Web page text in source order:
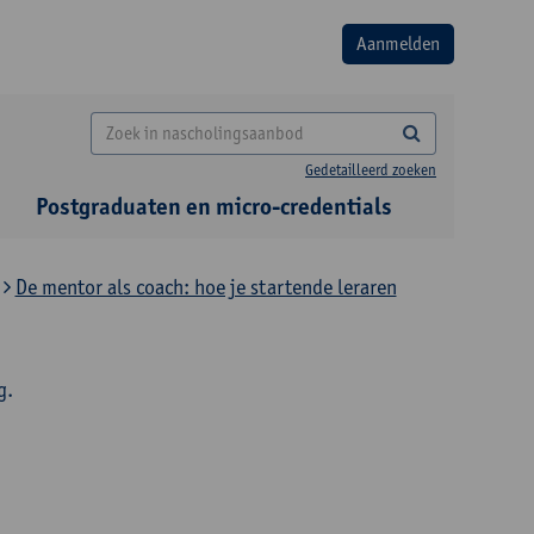
Gedetailleerd zoeken
Postgraduaten en micro-credentials
De mentor als coach: hoe je startende leraren